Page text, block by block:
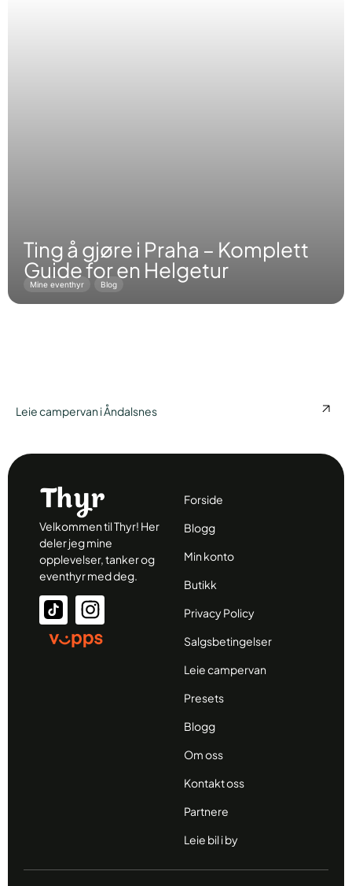
Ting å gjøre i Praha – Komplett
Guide for en Helgetur
Mine eventhyr Blog
Leie campervan i Åndalsnes
Velkommen til Thyr! Her
deler jeg mine
opplevelser, tanker og
eventhyr med deg.
Forside
Blogg
Min konto
Butikk
Privacy Policy
Salgsbetingelser
Leie campervan
Presets
Blogg
Om oss
Kontakt oss
Partnere
Leie bil i by